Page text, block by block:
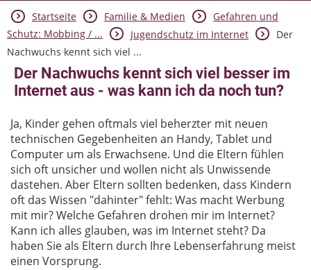
Spieletipps & Lernsoftware
Die Jüngsten im Netz
Lexikon
Aktuelles
Startseite Familie & Medien
Gefahren und
Schutz: Mobbing / ...
Jugendschutz im Internet
Der
Nachwuchs kennt sich viel ...
Der Nachwuchs kennt sich viel besser im
Internet aus - was kann ich da noch tun?
Ja, Kinder gehen oftmals viel beherzter mit neuen
technischen Gegebenheiten an Handy, Tablet und
Computer um als Erwachsene. Und die Eltern fühlen
sich oft unsicher und wollen nicht als Unwissende
dastehen. Aber Eltern sollten bedenken, dass Kindern
oft das Wissen "dahinter" fehlt: Was macht Werbung
mit mir? Welche Gefahren drohen mir im Internet?
Kann ich alles glauben, was im Internet steht? Da
haben Sie als Eltern durch Ihre Lebenserfahrung meist
einen Vorsprung.